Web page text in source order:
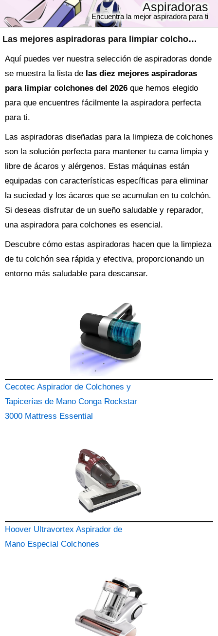
Las mejores aspiradoras para limpiar colchones
Aspiradoras
Encuentra la mejor aspiradora para ti
Aquí puedes ver nuestra selección de aspiradoras donde
se muestra la lista de las diez mejores aspiradoras
para limpiar colchones del 2026 que hemos elegido
para que encuentres fácilmente la aspiradora perfecta
para ti.
Las aspiradoras diseñadas para la limpieza de colchones
son la solución perfecta para mantener tu cama limpia y
libre de ácaros y alérgenos. Estas máquinas están
equipadas con características específicas para eliminar
la suciedad y los ácaros que se acumulan en tu colchón.
Si deseas disfrutar de un sueño saludable y reparador,
una aspiradora para colchones es esencial.
Descubre cómo estas aspiradoras hacen que la limpieza
de tu colchón sea rápida y efectiva, proporcionando un
entorno más saludable para descansar.
Cecotec Aspirador de Colchones y
Tapicerías de Mano Conga Rockstar
3000 Mattress Essential
Hoover Ultravortex Aspirador de
Mano Especial Colchones